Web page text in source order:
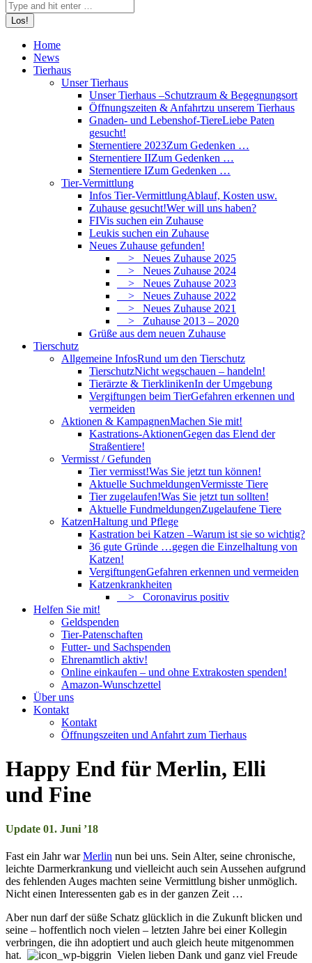
Home
News
Tierhaus
Unser Tierhaus
Unser Tierhaus –Schutzraum & Begegnungsort
Öffnungszeiten & Anfahrtzu unserem Tierhaus
Gnaden- und Lebenshof-TiereLiebe Paten
gesucht!
Sternentiere 2023Zum Gedenken …
Sternentiere IIZum Gedenken …
Sternentiere IZum Gedenken …
Tier-Vermittlung
Infos Tier-VermittlungAblauf, Kosten usw.
Zuhause gesucht!Wer will uns haben?
FIVis suchen ein Zuhause
Leukis suchen ein Zuhause
Neues Zuhause gefunden!
> Neues Zuhause 2025
> Neues Zuhause 2024
> Neues Zuhause 2023
> Neues Zuhause 2022
> Neues Zuhause 2021
> Zuhause 2013 – 2020
Grüße aus dem neuen Zuhause
Tierschutz
Allgemeine InfosRund um den Tierschutz
TierschutzNicht wegschauen – handeln!
Tierärzte & TierklinikenIn der Umgebung
Vergiftungen beim TierGefahren erkennen und
vermeiden
Aktionen & KampagnenMachen Sie mit!
Kastrations-AktionenGegen das Elend der
Straßentiere!
Vermisst / Gefunden
Tier vermisst!Was Sie jetzt tun können!
Aktuelle SuchmeldungenVermisste Tiere
Tier zugelaufen!Was Sie jetzt tun sollten!
Aktuelle FundmeldungenZugelaufene Tiere
KatzenHaltung und Pflege
Kastration bei Katzen –Warum ist sie so wichtig?
36 gute Gründe …gegen die Einzelhaltung von
Katzen!
VergiftungenGefahren erkennen und vermeiden
Katzenkrankheiten
> Coronavirus positiv
Helfen Sie mit!
Geldspenden
Tier-Patenschaften
Futter- und Sachspenden
Ehrenamtlich aktiv!
Online einkaufen – und ohne Extrakosten spenden!
Amazon-Wunschzettel
Über uns
Kontakt
Kontakt
Öffnungszeiten und Anfahrt zum Tierhaus
Happy End für Merlin, Elli
und Fine
Update 01. Juni ’18
Fast ein Jahr warMerlin nun bei uns. Sein Alter, seine chronische,
leichte Darmerkrankung und vielleicht auch sein Aussehen aufgrund
des fehlenden Auges machten seine Vermittlung bisher unmöglich.
Nicht einen Interessenten gab es in der ganzen Zeit …
Aber nun darf der süße Schatz glücklich in die Zukunft blicken und
seine – hoffentlich noch vielen – letzten Jahre bei einer Kollegin
verbringen, die ihn adoptiert und auch gleich heute mitgenommen
hat.
Vielen lieben Dank und ganz viel Freude